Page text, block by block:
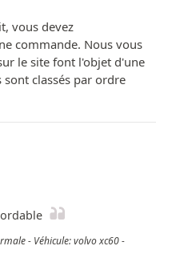
vous devez
commande. Nous vous
le site font l'objet d'une
sont classés par ordre
- Véhicule: volvo xc60 -